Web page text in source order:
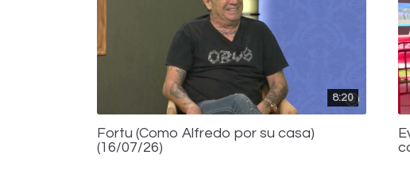
8:20
Fortu (Como Alfredo por su casa)
(16/07/26)